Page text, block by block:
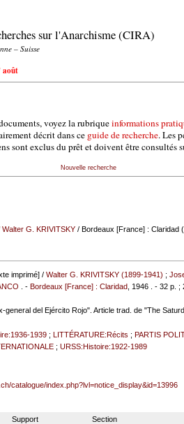
sur l'Anarchisme (CIRA)
– Suisse
août
voyez la rubriqueinformations
décrit dans ce guide de recherche. Les
sont exclus du prêt et doivent être consultés
Nouvelle recherche
Walter G. KRIVITSKY/ Bordeaux [France] : Claridad
imprimé] /Walter G. KRIVITSKY (1899-1941) ;
. -Bordeaux [France] : Claridad , 1946 . - 32 p.
general del Ejército Rojo". Article trad. de "The
1939; LITTÉRATURE:Récits ; PARTIS
; URSS:Histoire:1922-1989
catalogue/index.php?lvl=notice_display&id=13996
Support Section